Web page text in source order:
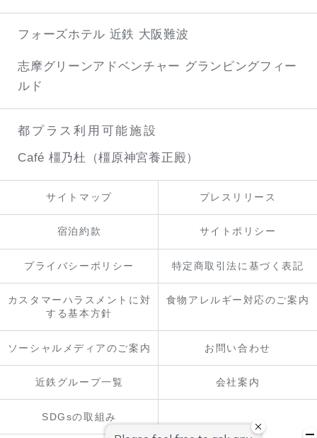
フォーズホテル 近鉄 大阪難波
志摩グリーンアドベンチャー グランピングフィー
ルド
都プラス利用可能施設
Café 橿乃杜（橿原神宮養正殿）
サイトマップ プレスリリース
宿泊約款 サイトポリシー
プライバシーポリシー 特定商取引法に基づく表記
カスタマーハラスメントに対
する基本方針
食物アレルギー対応のご案内
ソーシャルメディアのご案内 お問い合わせ
近鉄グループ一覧 会社案内
SDGsの取組み